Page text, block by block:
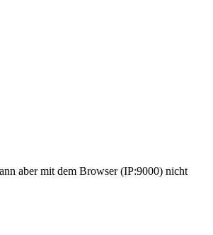
aber mit dem Browser (IP:9000) nicht